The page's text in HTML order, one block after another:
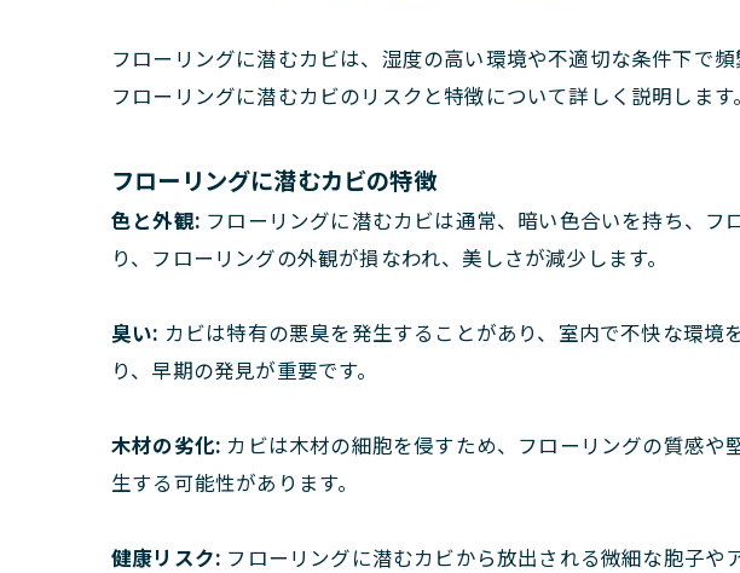
フローリングに潜むカビは、湿度の高い環境や不適切な条件下で
フローリングに潜むカビのリスクと特徴について詳しく説明します。
フローリングに潜むカビの特徴
色と外観: フローリングに潜むカビは通常、暗い色合いを持ち、
り、フローリングの外観が損なわれ、美しさが減少します。
臭い: カビは特有の悪臭を発生することがあり、室内で不快な環
り、早期の発見が重要です。
木材の劣化: カビは木材の細胞を侵すため、フローリングの質感
生する可能性があります。
健康リスク: フローリングに潜むカビから放出される微細な胞子